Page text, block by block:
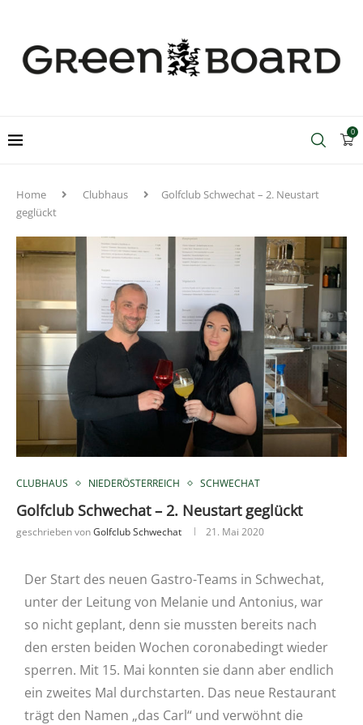
0
Home Clubhaus
Golfclub Schwechat – 2. Neustart
geglückt
CLUBHAUS NIEDERÖSTERREICH SCHWECHAT
Golfclub Schwechat – 2. Neustart geglückt
geschrieben vonGolfclub Schwechat 21. Mai 2020
Der Start des neuen Gastro-Teams in Schwechat,
unter der Leitung von Melanie und Antonius, war
so nicht geplant, denn sie mussten bereits nach
den ersten beiden Wochen coronabedingt wieder
sperren. Mit 15. Mai konnten sie dann aber endlich
ein zweites Mal durchstarten. Das neue Restaurant
trägt den Namen „das Carl“ und verwöhnt die